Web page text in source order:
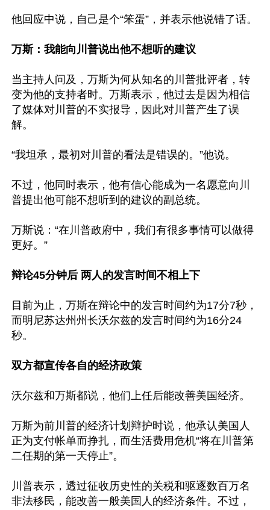
他回应中说，自己是个“笨蛋”，并表示他说错了话。
万斯：我能向川普说出他不想听的建议
当主持人问及，万斯为何从知名的川普批评者，转
变为他的支持者时。万斯表示，他过去是因为相信
了媒体对川普的不实报导，因此对川普产生了误
解。
“我坦承，最初对川普的看法是错误的。”他说。
不过，他同时表示，他有信心能成为一名愿意向川
普提出他可能不想听到的建议的副总统。
万斯说：“在川普政府中，我们有很多事情可以做得
更好。”
辩论45分钟后 两人的发言时间不相上下
目前为止，万斯在辩论中的发言时间约为17分7秒，
而明尼苏达州州长沃尔兹的发言时间约为16分24
秒。
双方都宣传各自的经济政策
沃尔兹和万斯都说，他们上任后能改善美国经济。
万斯为前川普的经济计划辩护时说，他承认美国人
正为支付帐单而挣扎，而生活费用危机“将在川普第
二任期的第一天停止”。
川普表示，透过征收历史性的关税和驱逐数百万名
非法移民，能改善一般美国人的经济条件。不过，